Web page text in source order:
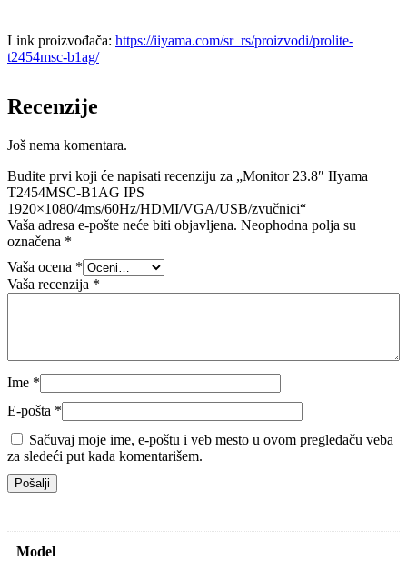
Link proizvođača: https://iiyama.com/sr_rs/proizvodi/prolite-
t2454msc-b1ag/
Recenzije
Još nema komentara.
Budite prvi koji će napisati recenziju za „Monitor 23.8″ IIyama
T2454MSC-B1AG IPS
1920×1080/4ms/60Hz/HDMI/VGA/USB/zvučnici“
Vaša adresa e-pošte neće biti objavljena. Neophodna polja su
označena *
Vaša ocena *
Vaša recenzija *
Ime *
E-pošta *
Sačuvaj moje ime, e-poštu i veb mesto u ovom pregledaču veba
za sledeći put kada komentarišem.
Model